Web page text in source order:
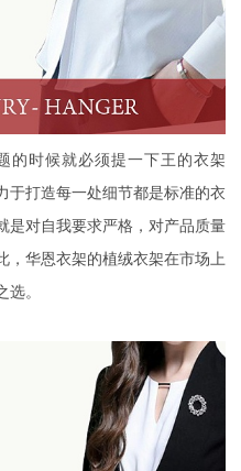
的时候就必须提一下王的衣架
打造每一处细节都是标准的衣
是对自我要求严格，对产品质量
，华恩衣架的植绒衣架在市场上
。